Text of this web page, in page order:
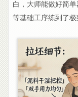
白，大师能做好简
等基础工序练到了极